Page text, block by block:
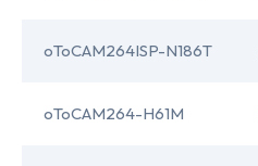
oToCAM264ISP-N186T
oToCAM264-H61M